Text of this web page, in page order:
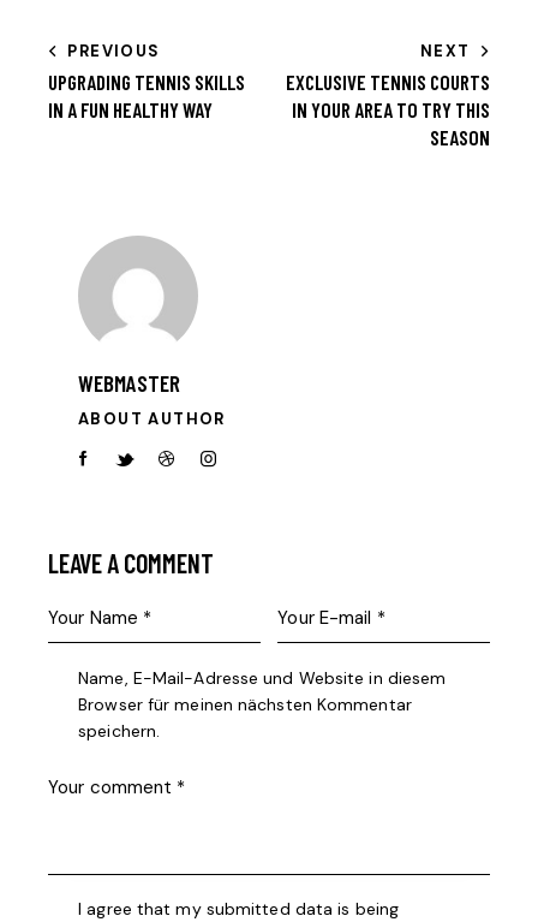
BEITRAGSNAVIGATION
PREVIOUS
UPGRADING TENNIS SKILLS
IN A FUN HEALTHY WAY
NEXT
EXCLUSIVE TENNIS COURTS
IN YOUR AREA TO TRY THIS
SEASON
WEBMASTER
ABOUT AUTHOR
facebook-
twitter-dribble-instagram
LEAVE A COMMENT
Name, E-Mail-Adresse und Website in diesem
Browser für meinen nächsten Kommentar
speichern.
I agree that my submitted data is being